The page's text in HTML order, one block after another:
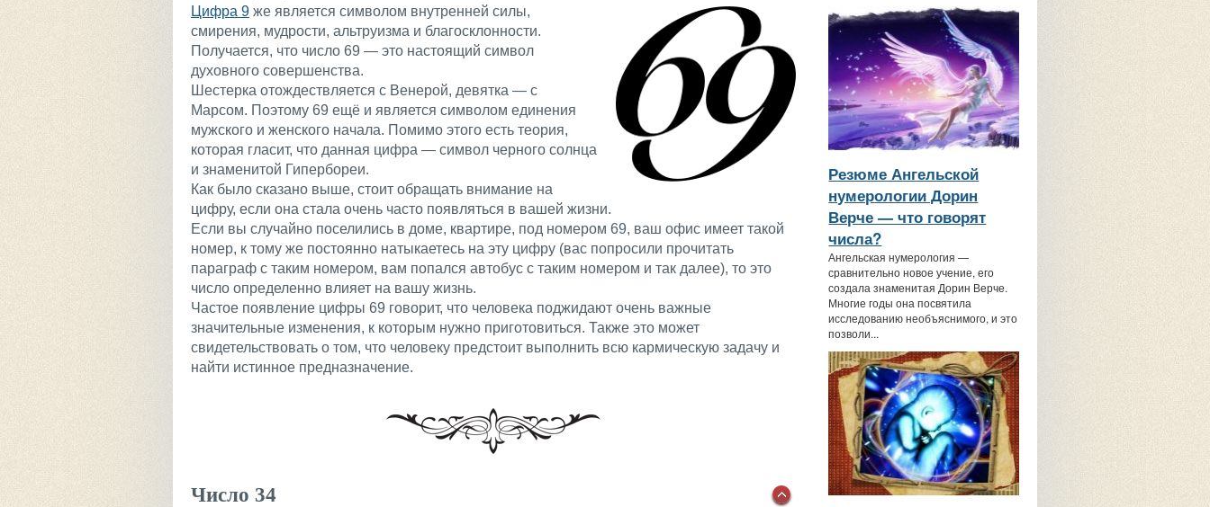
Цифра 9 же является символом внутренней силы,
смирения, мудрости, альтруизма и благосклонности.
Получается, что число 69 — это настоящий символ
духовного совершенства.
Шестерка отождествляется с Венерой, девятка — с
Марсом. Поэтому 69 ещё и является символом единения
мужского и женского начала. Помимо этого есть теория,
которая гласит, что данная цифра — символ черного солнца
и знаменитой Гипербореи.
Как было сказано выше, стоит обращать внимание на
цифру, если она стала очень часто появляться в вашей жизни.
Если вы случайно поселились в доме, квартире, под номером 69, ваш офис имеет такой
номер, к тому же постоянно натыкаетесь на эту цифру (вас попросили прочитать
параграф с таким номером, вам попался автобус с таким номером и так далее), то это
число определенно влияет на вашу жизнь.
Частое появление цифры 69 говорит, что человека поджидают очень важные
значительные изменения, к которым нужно приготовиться. Также это может
свидетельствовать о том, что человеку предстоит выполнить всю кармическую задачу и
найти истинное предназначение.
Число 34
Резюме Ангельской
нумерологии Дорин
Верче — что говорят
числа?
Ангельская нумерология —
сравнительно новое учение, его
создала знаменитая Дорин Верче.
Многие годы она посвятила
исследованию необъяснимого, и это
позволи...